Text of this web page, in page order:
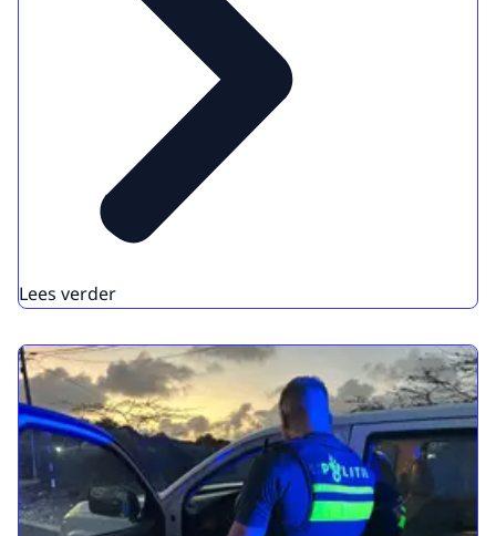
Lees verder